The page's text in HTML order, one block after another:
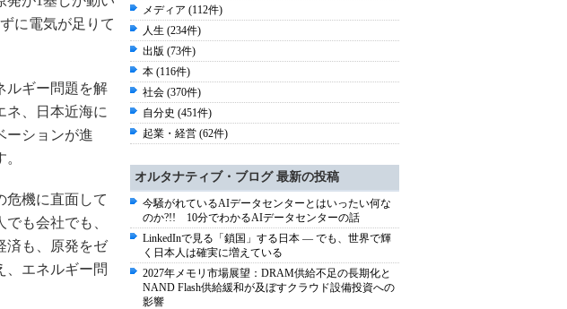
に電気が足りて
ルギー問題を解
ネ、日本近海に
ーションが進
危機に直面して
も会社でも、
済も、原発をゼ
、エネルギー問
メディア (112件)
人生 (234件)
出版 (73件)
本 (116件)
社会 (370件)
自分史 (451件)
起業・経営 (62件)
オルタナティブ・ブログ 最新の投稿
今騒がれているAIデータセンターとはいったい何な
のか?!! 10分でわかるAIデータセンターの話
LinkedInで見る「鎖国」する日本 ― でも、世界で輝
く日本人は確実に増えている
2027年メモリ市場展望：DRAM供給不足の長期化と
NAND Flash供給緩和が及ぼすクラウド設備投資への
影響